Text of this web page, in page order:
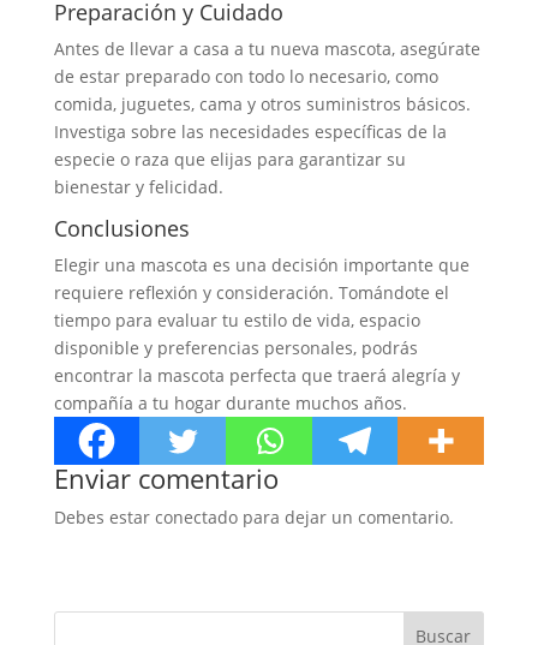
Preparación y Cuidado
Antes de llevar a casa a tu nueva mascota, asegúrate
de estar preparado con todo lo necesario, como
comida, juguetes, cama y otros suministros básicos.
Investiga sobre las necesidades específicas de la
especie o raza que elijas para garantizar su
bienestar y felicidad.
Conclusiones
Elegir una mascota es una decisión importante que
requiere reflexión y consideración. Tomándote el
tiempo para evaluar tu estilo de vida, espacio
disponible y preferencias personales, podrás
encontrar la mascota perfecta que traerá alegría y
compañía a tu hogar durante muchos años.
Enviar comentario
Debes estar conectado para dejar un comentario.